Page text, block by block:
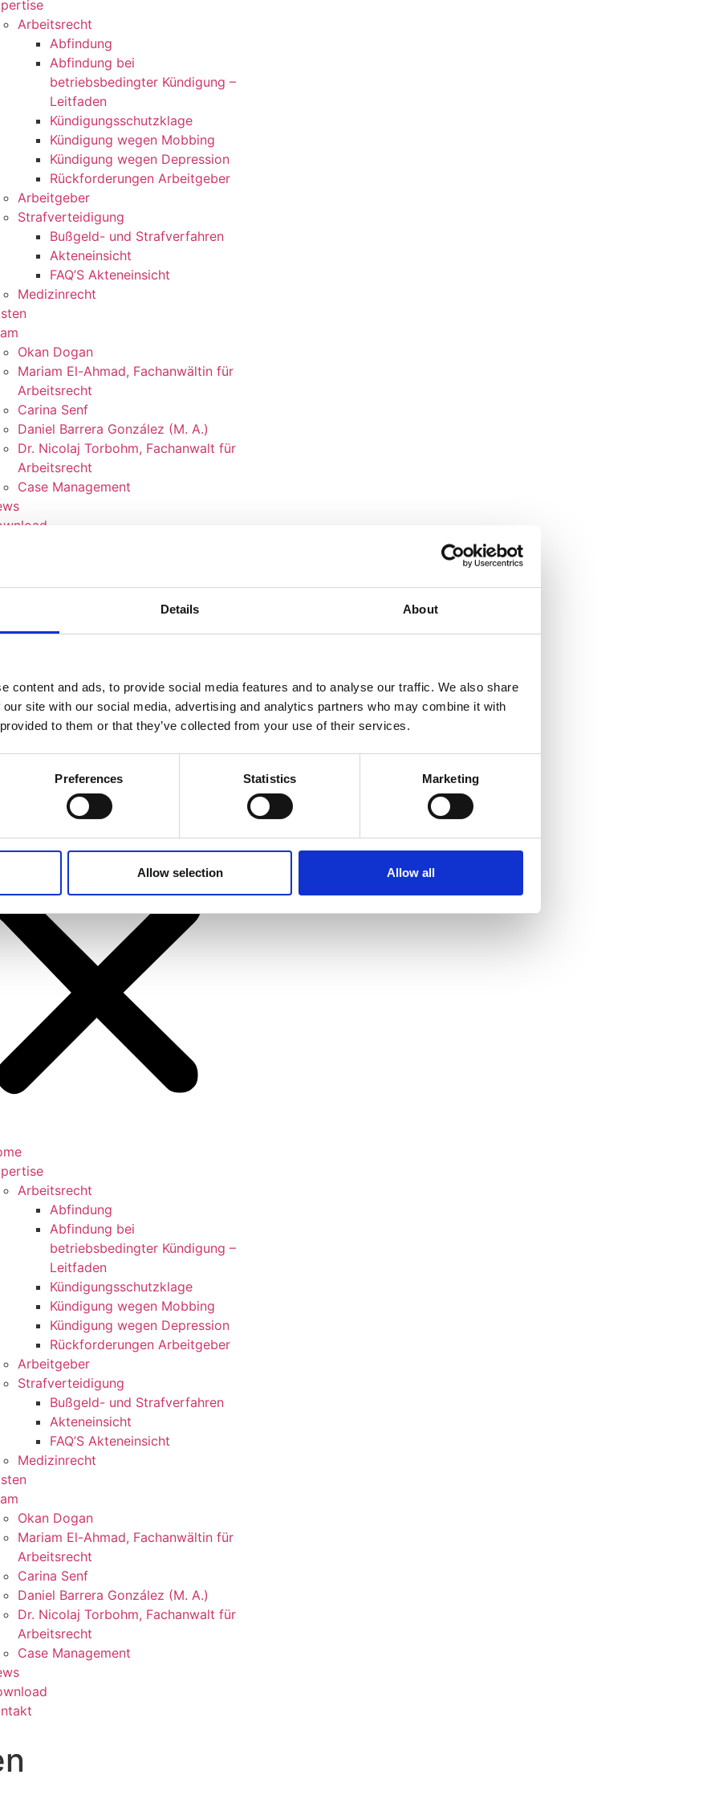
Details About
content and ads, to provide social media features and to analyse our traffic. We also share
site with our social media, advertising and analytics partners who may combine it with
to them or that they’ve collected from your use of their services.
Preferences Statistics Marketing
Allow selection Allow all
Arbeitsrecht
Abfindung
Abfindung bei
betriebsbedingter Kündigung –
Leitfaden
Kündigungsschutzklage
Kündigung wegen Mobbing
Kündigung wegen Depression
Rückforderungen Arbeitgeber
Arbeitgeber
Strafverteidigung
Bußgeld- und Strafverfahren
Akteneinsicht
FAQ’S Akteneinsicht
Medizinrecht
Okan Dogan
Mariam El-Ahmad, Fachanwältin für
Arbeitsrecht
Carina Senf
Daniel Barrera González (M. A.)
Dr. Nicolaj Torbohm, Fachanwalt für
Arbeitsrecht
Case Management
Arbeitsrecht
Abfindung
Abfindung bei
betriebsbedingter Kündigung –
Leitfaden
Kündigungsschutzklage
Kündigung wegen Mobbing
Kündigung wegen Depression
Rückforderungen Arbeitgeber
Arbeitgeber
Strafverteidigung
Bußgeld- und Strafverfahren
Akteneinsicht
FAQ’S Akteneinsicht
Medizinrecht
Okan Dogan
Mariam El-Ahmad, Fachanwältin für
Arbeitsrecht
Carina Senf
Daniel Barrera González (M. A.)
Dr. Nicolaj Torbohm, Fachanwalt für
Arbeitsrecht
Case Management